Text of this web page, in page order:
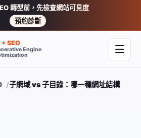
轉型前，先檢查網站可見度
預約診斷
+ SEO
Engine
開啟
子網域 vs 子目錄：哪一種網址結構對